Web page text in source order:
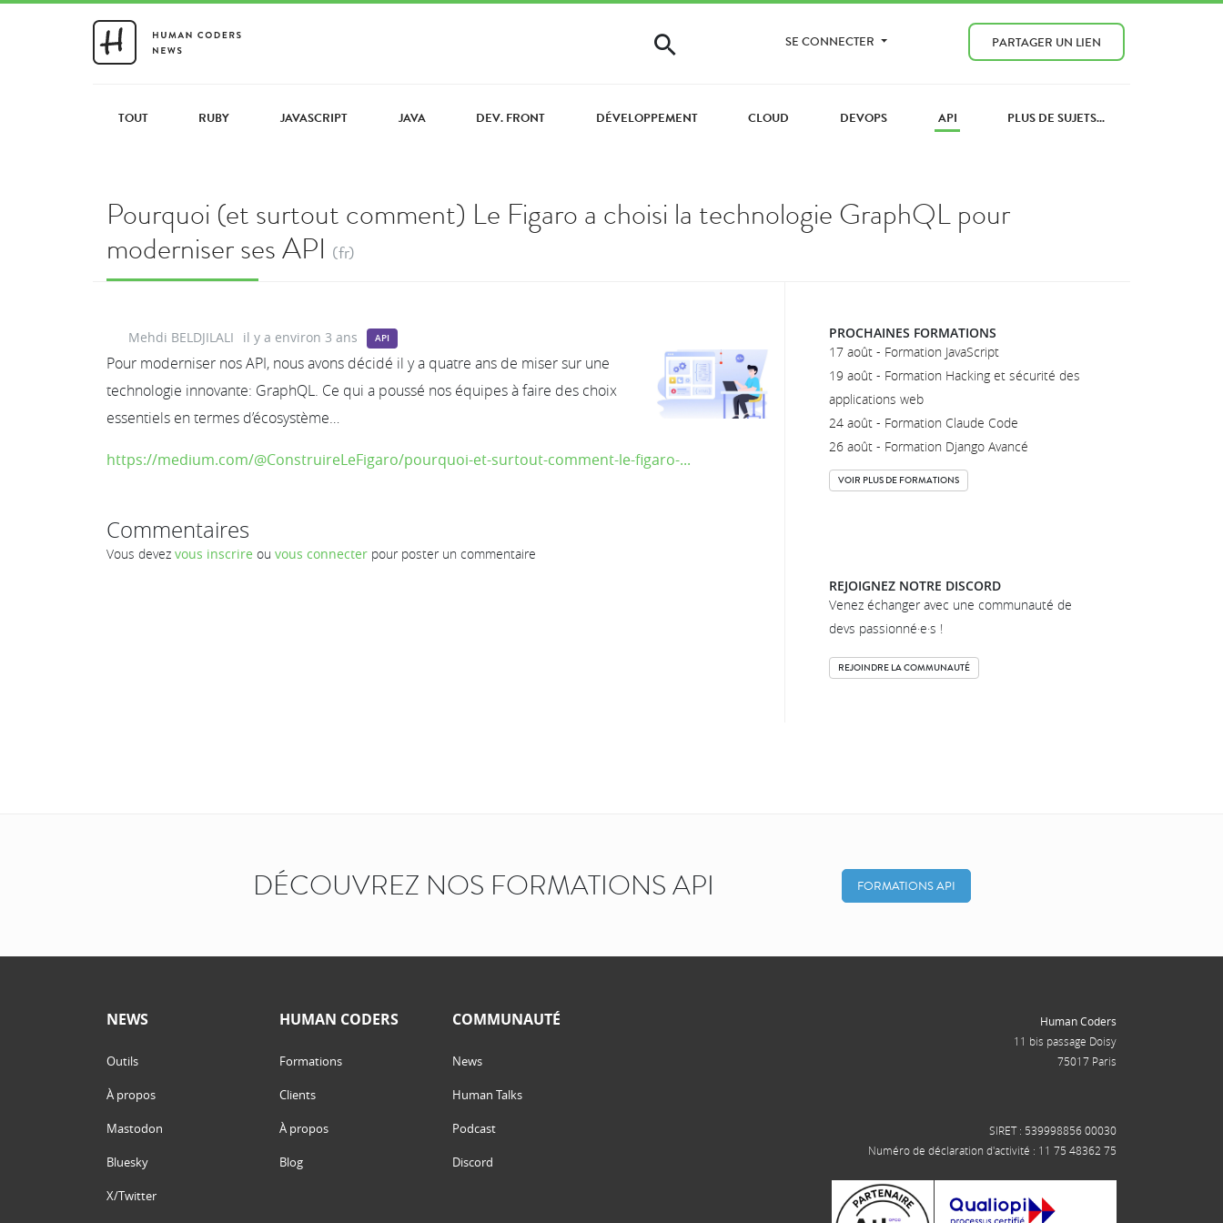
SE CONNECTER PARTAGER UN LIEN
TOUT RUBY JAVASCRIPT JAVA DEV. FRONT DÉVELOPPEMENT CLOUD DEVOPS API PLUS DE SUJETS...
Pourquoi (et surtout comment) Le Figaro a choisi la technologie GraphQL pour
moderniser ses API (fr)
Mehdi BELDJILALI il y a environ 3 ans API
Pour moderniser nos API, nous avons décidé il y a quatre ans de miser sur une
technologie innovante: GraphQL. Ce qui a poussé nos équipes à faire des choix
essentiels en termes d’écosystème…
https://medium.com/@ConstruireLeFigaro/pourquoi-et-surtout-comment-le-figaro-...
Commentaires
Vous devez vous inscrire ou vous connecter pour poster un commentaire
PROCHAINES FORMATIONS
17 août - Formation JavaScript
19 août - Formation Hacking et sécurité des
applications web
24 août - Formation Claude Code
26 août - Formation Django Avancé
VOIR PLUS DE FORMATIONS
REJOIGNEZ NOTRE DISCORD
Venez échanger avec une communauté de
devs passionné·e·s !
REJOINDRE LA COMMUNAUTÉ
DÉCOUVREZ NOS FORMATIONS API FORMATIONS API
NEWS
Outils
À propos
Mastodon
Bluesky
X/Twitter
HUMAN CODERS
Formations
Clients
À propos
Blog
COMMUNAUTÉ
News
Human Talks
Podcast
Discord
Human Coders
11 bis passage Doisy
75017 Paris
SIRET : 539998856 00030
Numéro de déclaration d'activité : 11 75 48362 75